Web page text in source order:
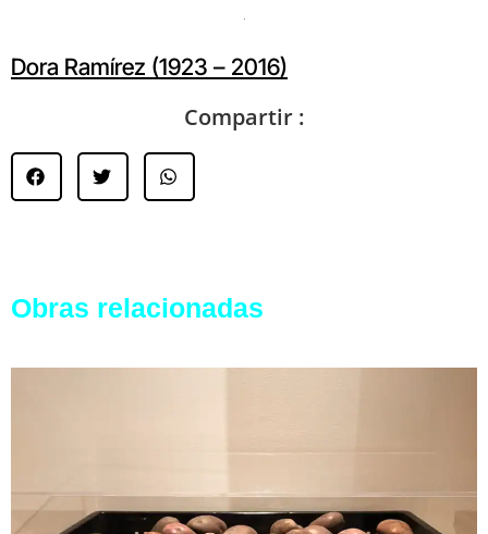
Dora Ramírez (1923 – 2016)
Compartir :
Obras relacionadas